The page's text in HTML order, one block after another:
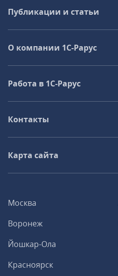
Москва
Воронеж
Йошкар-Ола
Красноярск
Публикации и статьи
О компании 1C-Рарус
Работа в 1С‑Рарус
Контакты
Карта сайта